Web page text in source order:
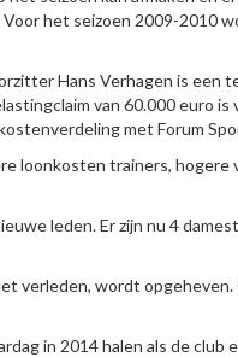
het seizoen 2009-2010
Hans Verhagen is een
van 60.000 euro
met Forum
loonkosten trainers, hogere
leden. Er zijn nu 4
verleden, wordt
in 2014 halen als de